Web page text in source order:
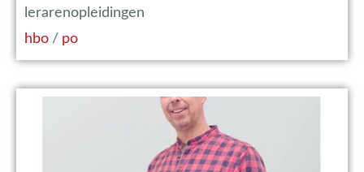
lerarenopleidingen
hbo / po